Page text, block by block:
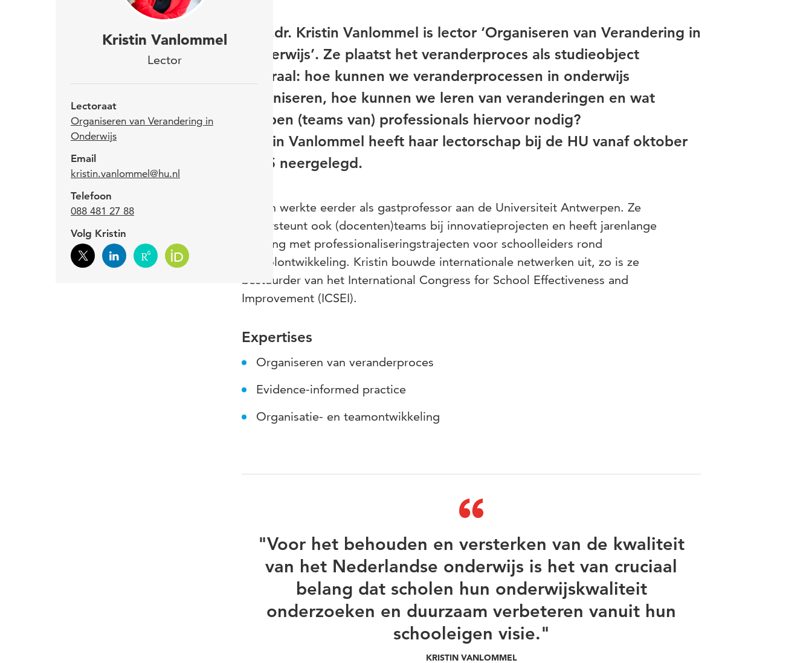
Kristin Vanlommel
Lector
Lectoraat
Organiseren van Verandering in
Onderwijs
Email
kristin.vanlommel@hu.nl
Telefoon
088 481 27 88
Volg Kristin
Prof.dr. Kristin Vanlommel is lector ‘Organiseren van Verandering in
Onderwijs’. Ze plaatst het veranderproces als studieobject
centraal: hoe kunnen we veranderprocessen in onderwijs
organiseren, hoe kunnen we leren van veranderingen en wat
hebben (teams van) professionals hiervoor nodig?
Kristin Vanlommel heeft haar lectorschap bij de HU vanaf oktober
2025 neergelegd.
Kristin werkte eerder als gastprofessor aan de Universiteit Antwerpen. Ze
ondersteunt ook (docenten)teams bij innovatieprojecten en heeft jarenlange
ervaring met professionaliseringstrajecten voor schoolleiders rond
schoolontwikkeling. Kristin bouwde internationale netwerken uit, zo is ze
bestuurder van het International Congress for School Effectiveness and
Improvement (ICSEI).
Expertises
Organiseren van veranderproces
Evidence-informed practice
Organisatie- en teamontwikkeling
"Voor het behouden en versterken van de kwaliteit
van het Nederlandse onderwijs is het van cruciaal
belang dat scholen hun onderwijskwaliteit
onderzoeken en duurzaam verbeteren vanuit hun
schooleigen visie."
KRISTIN VANLOMMEL